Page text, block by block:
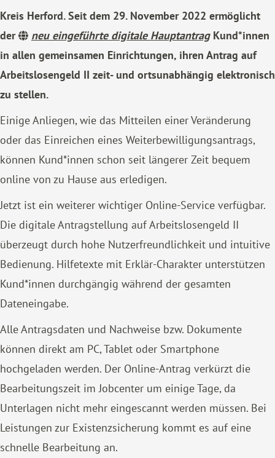
Kreis Herford. Seit dem 29. November 2022 ermöglicht
der
neu eingeführte digitale HauptantragKund*innen
in allen gemeinsamen Einrichtungen, ihren Antrag auf
Arbeitslosengeld II zeit- und ortsunabhängig elektronisch
zu stellen.
Einige Anliegen, wie das Mitteilen einer Veränderung
oder das Einreichen eines Weiterbewilligungsantrags,
können Kund*innen schon seit längerer Zeit bequem
online von zu Hause aus erledigen.
Jetzt ist ein weiterer wichtiger Online-Service verfügbar.
Die digitale Antragstellung auf Arbeitslosengeld II
überzeugt durch hohe Nutzerfreundlichkeit und intuitive
Bedienung. Hilfetexte mit Erklär-Charakter unterstützen
Kund*innen durchgängig während der gesamten
Dateneingabe.
Alle Antragsdaten und Nachweise bzw. Dokumente
können direkt am PC, Tablet oder Smartphone
hochgeladen werden. Der Online-Antrag verkürzt die
Bearbeitungszeit im Jobcenter um einige Tage, da
Unterlagen nicht mehr eingescannt werden müssen. Bei
Leistungen zur Existenzsicherung kommt es auf eine
schnelle Bearbeitung an.